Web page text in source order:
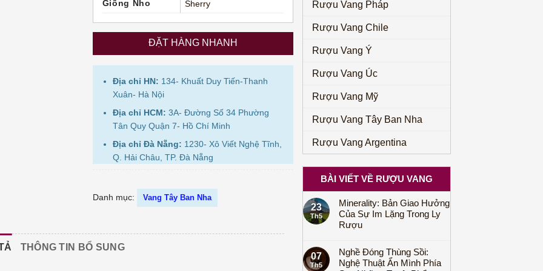
Rượu Vang Pháp
Rượu Vang Chile
Rượu Vang Ý
Rượu Vang Úc
Rượu Vang Mỹ
Rượu Vang Tây Ban Nha
Rượu Vang Argentina
BÀI VIẾT VỀ RƯỢU VANG
23
Th5
Minerality: Bản Giao Hưởng
Của Sự Im Lặng Trong Ly
Rượu
07
Th5
Nghề Đóng Thùng Sồi:
Nghệ Thuật Ẩn Mình Phía
Giống Nho Sherry
ĐẶT HÀNG NHANH
Địa chỉ HN: 134- Khuất Duy Tiến-Thanh
Xuân- Hà Nội
Địa chỉ HCM: 3A- Đường Số 34 Phường
Tân Quy Quận 7- Hồ Chí Minh
Địa chỉ Đà Nẵng: 1230- Xô Viết Nghệ Tĩnh,
Q. Hải Châu, TP. Đà Nẵng
Danh mục: Vang Tây Ban Nha
THÔNG TIN BỔ SUNG